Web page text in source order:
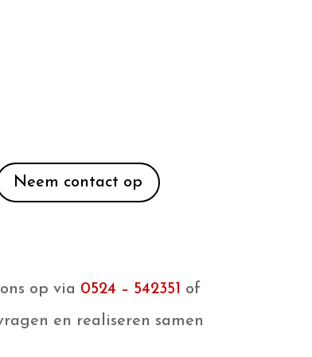
Neem contact op
op via 0524 – 542351 of
en realiseren samen